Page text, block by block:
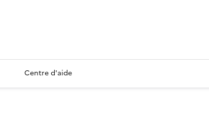
Centre d'aide